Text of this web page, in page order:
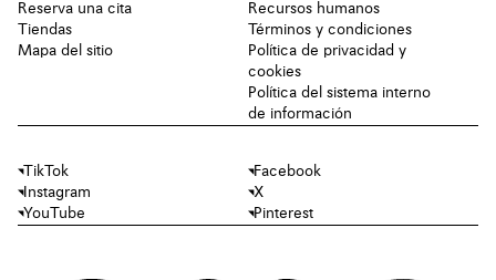
Reserva una cita
Tiendas
Mapa del sitio
Recursos humanos
Términos y condiciones
Política de privacidad y
cookies
Política del sistema interno
de información
TikTok
Facebook
Instagram
X
YouTube
Pinterest